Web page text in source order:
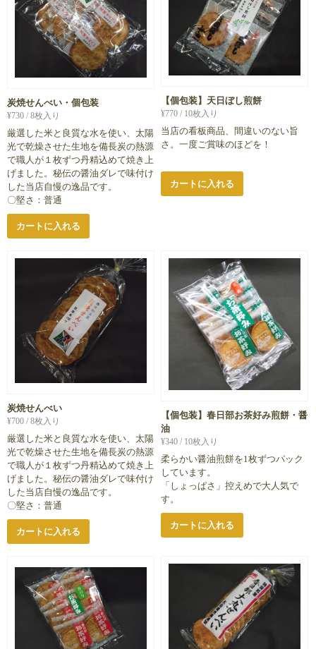
炭焼せんべい・個包装
¥730 / 8枚入り
厳選した米と良質な水を使い、太陽
光で乾燥させた生地を備長炭の熱源
で職人が１枚ずつ丹精込めて焼き上
げました。秘伝の醤油ダレで味付け
した当店自慢の逸品です。
〇堅さ：普通
カートに入れる
【個包装】天日ぼし煎餅
¥770 / 10枚入り
当店の看板商品、間違いのない旨
さ。一度ご賞味のほどを！
カートに入れる
炭焼せんべい
¥700 / 8枚入り
厳選した米と良質な水を使い、太陽
光で乾燥させた生地を備長炭の熱源
で職人が１枚ずつ丹精込めて焼き上
げました。秘伝の醤油ダレで味付け
した当店自慢の逸品です。
〇堅さ：普通
カートに入れる
【個包装】春日部お茶好み煎餅・醤
油
¥340 / 10枚入り
柔らかい醤油煎餅を1枚ずつパック
しています。
「しょっぱさ」控えめで大人気で
す。
カートに入れる